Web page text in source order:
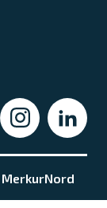
MerkurNord